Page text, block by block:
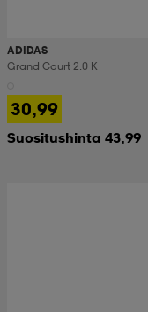
ADIDAS
Grand Court 2.0 K
30,99
Suositushinta 43,99